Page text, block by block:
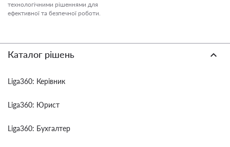
технологічними рішеннями для
ефективної та безпечної роботи.
Каталог рішень
Liga360: Керівник
Liga360: Юрист
Liga360: Бухгалтер